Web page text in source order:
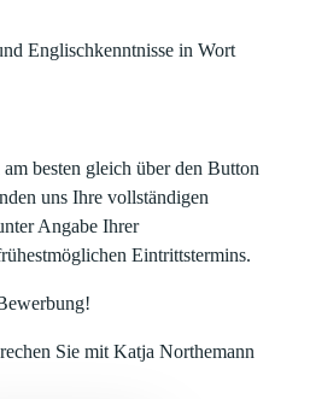
Englischkenntnisse in Wort
besten gleich über den Button
uns Ihre vollständigen
Angabe Ihrer
Eintrittstermins.
Sie mit Katja Northemann